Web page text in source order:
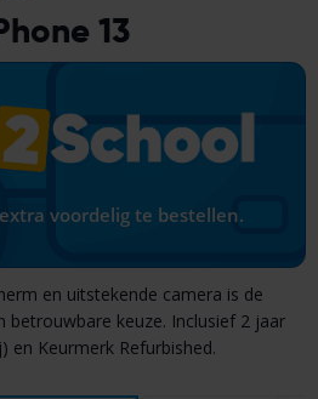
13
voordelig te bestellen.
en uitstekende camera is de
betrouwbare keuze. Inclusief 2 jaar
en Keurmerk Refurbished.